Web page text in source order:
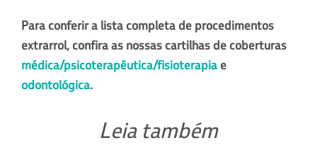
Para conferir a lista completa de procedimentos
extrarrol, confira as nossas cartilhas de coberturas
médica/psicoterapêutica/fisioterapia e
odontológica.
Leia também